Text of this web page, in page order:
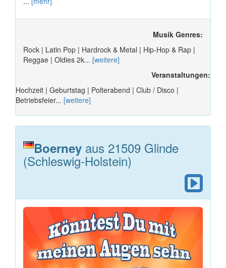
Musik Genres:
Rock | Latin Pop | Hardrock & Metal | Hip-Hop & Rap |
Reggae | Oldies 2k... [weitere]
Veranstaltungen:
Hochzeit | Geburtstag | Polterabend | Club / Disco |
Betriebsfeier... [weitere]
Boerney aus 21509 Glinde
(Schleswig-Holstein)